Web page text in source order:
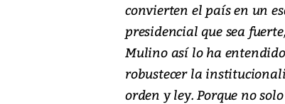
convierten el país en un
presidencial que sea
Mulino así lo ha
robustecer la
orden y ley. Porque no